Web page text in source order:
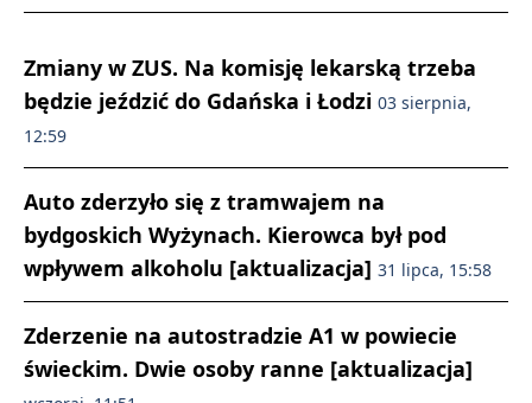
Zmiany w ZUS. Na komisję lekarską trzeba
będzie jeździć do Gdańska i Łodzi 03 sierpnia,
12:59
Auto zderzyło się z tramwajem na
bydgoskich Wyżynach. Kierowca był pod
wpływem alkoholu [aktualizacja] 31 lipca, 15:58
Zderzenie na autostradzie A1 w powiecie
świeckim. Dwie osoby ranne [aktualizacja]